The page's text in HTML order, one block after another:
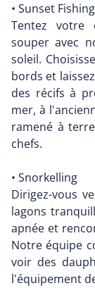
• Sunset Fishing
Tentez votre
souper avec
soleil.
bords et
des récifs à
mer, à
ramené à
chefs.
• Snorkelling
Dirigez-vous
lagons
apnée et
Notre équipe
voir des
l'équipement